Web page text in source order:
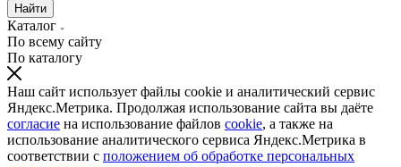
Найти
Каталог
По всему сайту
По каталогу
Наш сайт использует файлы cookie и аналитический сервис
Яндекс.Метрика. Продолжая использование сайта вы даёте
согласие на использование файлов cookie, а также на
использование аналитического сервиса Яндекс.Метрика в
соответствии с положением об обработке персональных